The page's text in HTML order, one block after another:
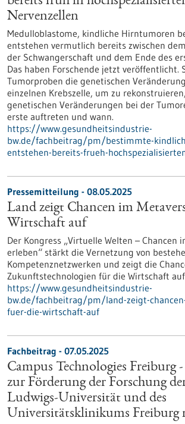
Nervenzellen
Medulloblastome, kindliche Hirntumoren
entstehen vermutlich bereits zwischen
der Schwangerschaft und dem Ende des
Das haben Forschende jetzt veröffentlicht.
Tumorproben die genetischen
einzelnen Krebszelle, um zu
genetischen Veränderungen bei der
erste auftreten und wann.
https://www.gesundheitsindustrie-
bw.de/fachbeitrag/pm/bestimmte-
entstehen-bereits-frueh-
Pressemitteilung - 08.05.2025
Land zeigt Chancen im
Wirtschaft auf
Der Kongress „Virtuelle Welten – Chancen
erleben“ stärkt die Vernetzung von
Kompetenznetzwerken und zeigt die
Zukunftstechnologien für die Wirtschaft
https://www.gesundheitsindustrie-
bw.de/fachbeitrag/pm/land-zeigt-
fuer-die-wirtschaft-auf
Fachbeitrag - 07.05.2025
Campus Technologies Freiburg
zur Förderung der Forschung
Ludwigs-Universität und des
Universitätsklinikums Freiburg